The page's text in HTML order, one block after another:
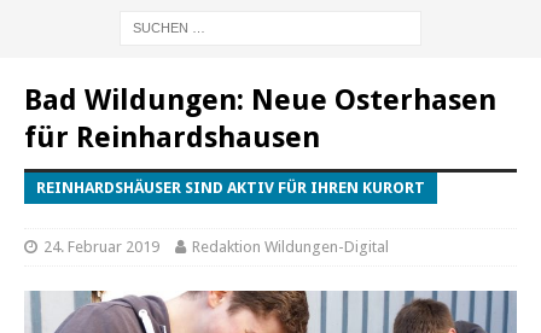
Bad Wildungen: Neue Osterhasen
für Reinhardshausen
REINHARDSHÄUSER SIND AKTIV FÜR IHREN KURORT
24. Februar 2019 Redaktion Wildungen-Digital